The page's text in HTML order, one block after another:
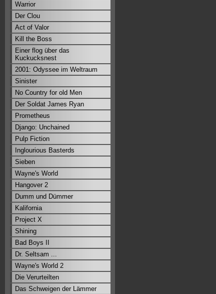
Warrior
Der Clou
Act of Valor
Kill the Boss
Einer flog über das
Kuckucksnest
2001: Odyssee im Weltraum
Sinister
No Country for old Men
Der Soldat James Ryan
Prometheus
Django: Unchained
Pulp Fiction
Inglourious Basterds
Sieben
Wayne's World
Hangover 2
Dumm und Dümmer
Kalifornia
Project X
Shining
Bad Boys II
Dr. Seltsam ...
Wayne's World 2
Die Verurteilten
Das Schweigen der Lämmer